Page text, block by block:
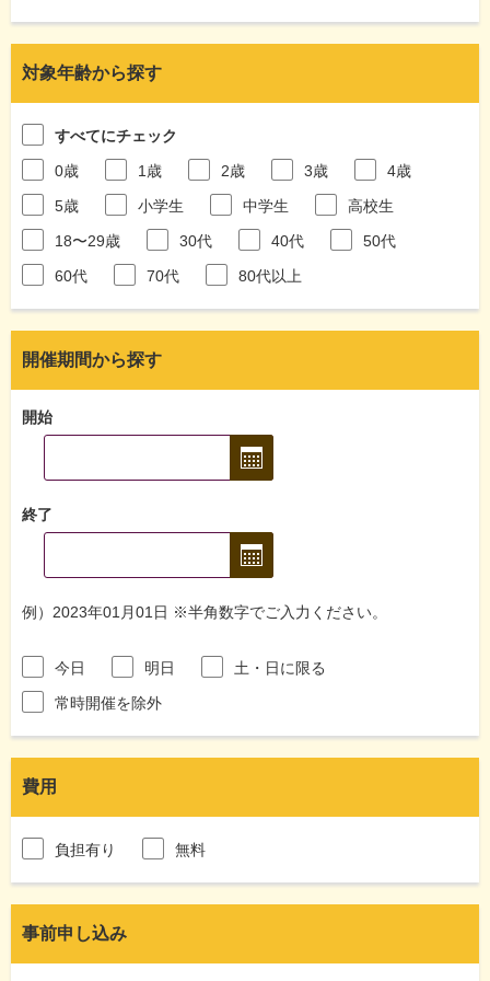
対象年齢から探す
すべてにチェック
0歳
1歳 2歳 3歳
4歳
5歳
小学生 中学生
高校生
18〜29歳
30代 40代
50代
60代
70代 80代以上
開催期間から探す
開始
終了
例）2023年01月01日 ※半角数字でご入力ください。
今日 明日
土・日に限る
常時開催を除外
費用
負担有り 無料
事前申し込み